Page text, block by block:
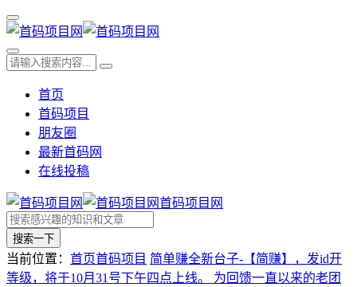
首页
首码项目
朋友圈
最新首码网
在线投稿
首码项目网
搜索一下
当前位置： 首页首码项目 简单赚全新台子-【简赚】，发id开
等级，将于10月31号下午四点上线。 为回馈一直以来的老团